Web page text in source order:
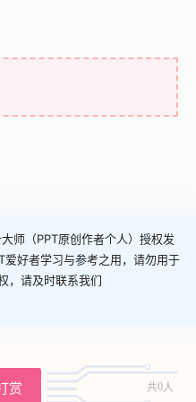
师（PPT原创作者个人）授权发
好者学习与参考之用，请勿用于
，请及时联系我们
赏 共0人